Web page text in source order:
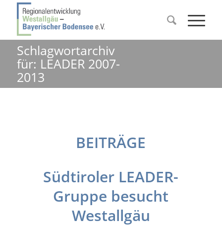
Schlagwortarchiv
für: LEADER 2007-
2013
BEITRÄGE
Südtiroler LEADER-
Gruppe besucht
Westallgäu